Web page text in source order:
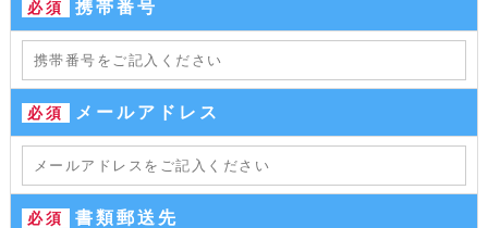
必須 携帯番号
必須 メールアドレス
必須 書類郵送先